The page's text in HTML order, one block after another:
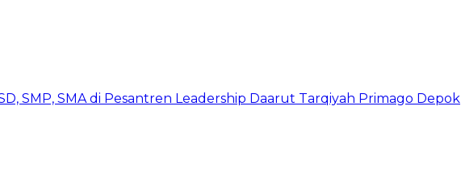
SMP, SMA di Pesantren Leadership Daarut Tarqiyah Primago Depok